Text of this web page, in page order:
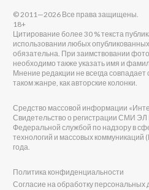
© 2011—2026 Все права защищены.
18+
Цитирование более 30 % текста
использовании любых
обязательна. При заимствовании
необходимо также указать имя и
Мнение редакции не всегда
таком жанре, как авторские колонки.
Средство массовой информации
Свидетельство о регистрации СМИ
Федеральной службой по надзору в
технологий и массовых коммуникаций
года.
Политика конфиденциальности
Согласие на обработку персональных